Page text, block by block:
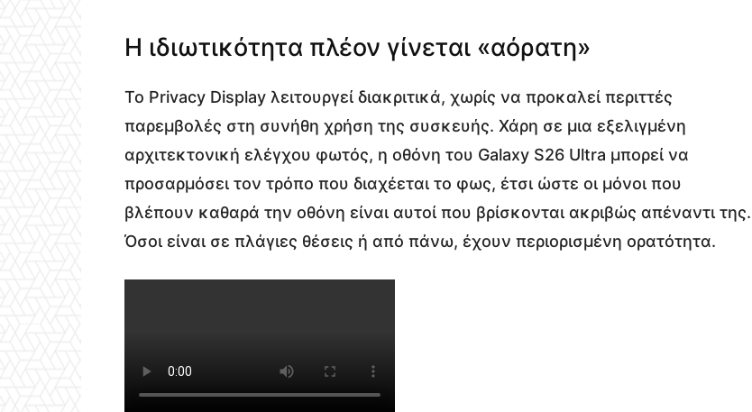
Η ιδιωτικότητα πλέον γίνεται «αόρατη»
Το Privacy Display λειτουργεί διακριτικά, χωρίς να προκαλεί περιττές
παρεμβολές στη συνήθη χρήση της συσκευής. Χάρη σε μια εξελιγμένη
αρχιτεκτονική ελέγχου φωτός, η οθόνη του Galaxy S26 Ultra μπορεί να
προσαρμόσει τον τρόπο που διαχέεται το φως, έτσι ώστε οι μόνοι που
βλέπουν καθαρά την οθόνη είναι αυτοί που βρίσκονται ακριβώς απέναντι της.
Όσοι είναι σε πλάγιες θέσεις ή από πάνω, έχουν περιορισμένη ορατότητα.